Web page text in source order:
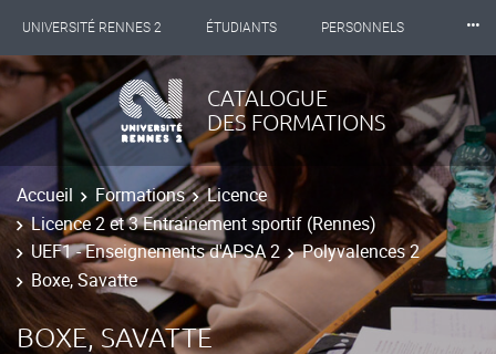
UNIVERSITÉ RENNES 2 ÉTUDIANTS PERSONNELS
INTERNATIONAL PROFESSIONNELS BIBLIOTHÈQUES
LES NOUVELLES DE RENNES 2
⸱⸱⸱
CATALOGUE
DES FORMATIONS
Accueil Formations
Licence
Licence 2 et 3 Entrainement sportif (Rennes)
UEF1 - Enseignements d'APSA 2
Polyvalences 2
Boxe, Savatte
BOXE, SAVATTE